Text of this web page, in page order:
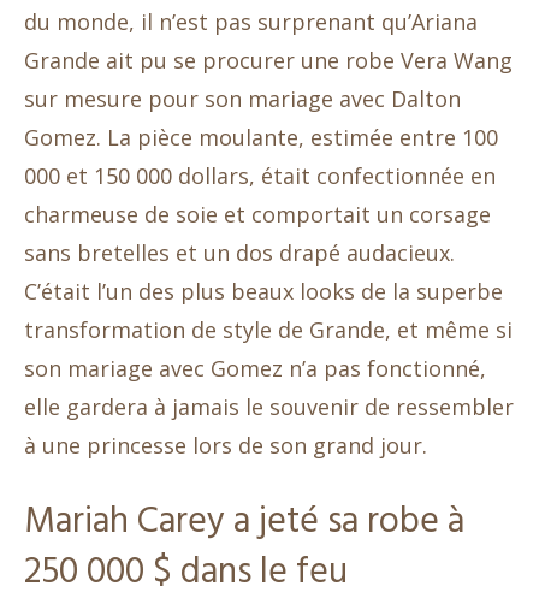
du monde, il n’est pas surprenant qu’Ariana
Grande ait pu se procurer une robe Vera Wang
sur mesure pour son mariage avec Dalton
Gomez. La pièce moulante, estimée entre 100
000 et 150 000 dollars, était confectionnée en
charmeuse de soie et comportait un corsage
sans bretelles et un dos drapé audacieux.
C’était l’un des plus beaux looks de la superbe
transformation de style de Grande, et même si
son mariage avec Gomez n’a pas fonctionné,
elle gardera à jamais le souvenir de ressembler
à une princesse lors de son grand jour.
Mariah Carey a jeté sa robe à
250 000 $ dans le feu